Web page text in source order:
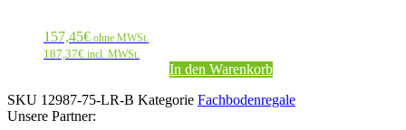
157,45€ ohne MWSt.
187,37€ incl. MWSt.
In den Warenkorb
SKU 12987-75-LR-B Kategorie Fachbodenregale
Unsere Partner: